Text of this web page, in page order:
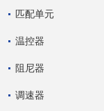
匹配单元
温控器
阻尼器
调速器